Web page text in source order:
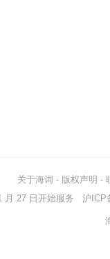
关于海词 - 版权声明 -
月 27 日开始服务 沪ICP